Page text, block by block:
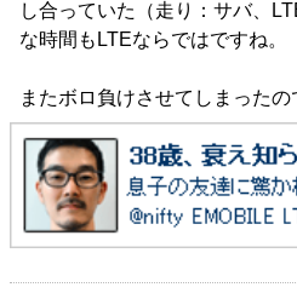
し合っていた（走り：サバ、
な時間もLTEならではですね。
またボロ負けさせてしまったの